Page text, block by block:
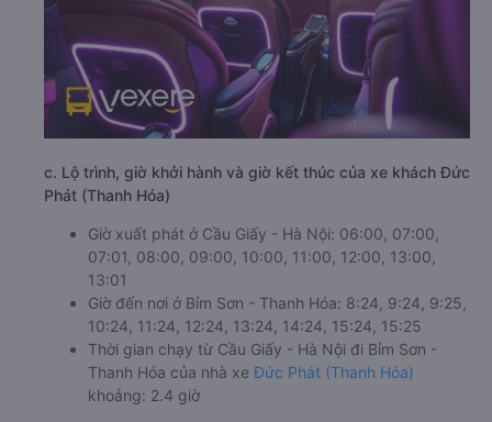
c. Lộ trình, giờ khởi hành và giờ kết thúc của xe khách Đức
Phát (Thanh Hóa)
Giờ xuất phát ở Cầu Giấy - Hà Nội: 06:00, 07:00,
07:01, 08:00, 09:00, 10:00, 11:00, 12:00, 13:00,
13:01
Giờ đến nơi ở Bỉm Sơn - Thanh Hóa: 8:24, 9:24, 9:25,
10:24, 11:24, 12:24, 13:24, 14:24, 15:24, 15:25
Thời gian chạy từ Cầu Giấy - Hà Nội đi Bỉm Sơn -
Thanh Hóa của nhà xe Đức Phát (Thanh Hóa)
khoảng: 2.4 giờ